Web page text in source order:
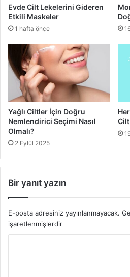
Evde Cilt Lekelerini Gideren
Etkili Maskeler
1 hafta önce
Yağlı Ciltler İçin Doğru
Nemlendirici Seçimi Nasıl
Olmalı?
2 Eylül 2025
Cilt
Bir yanıt yazın
E-posta adresiniz yayınlanmayacak.
işaretlenmişlerdir